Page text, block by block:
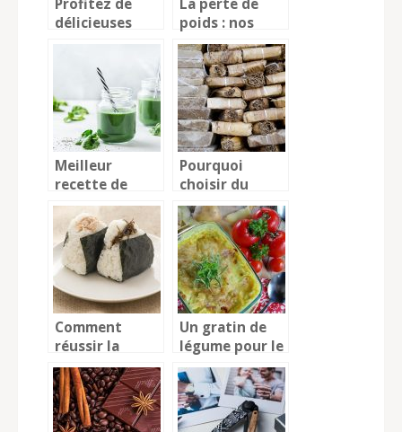
Profitez de
délicieuses
La perte de
poids : nos
conseils pour
avoir des
résultats
rapidement
Meilleur
recette de
smoothie à la
spiruline vert
Pourquoi
choisir du
sucre rapadura
?
Comment
réussir la
cuisson du riz
japonais ?
Un gratin de
légume pour le
grand plaisir
de toute la
famille